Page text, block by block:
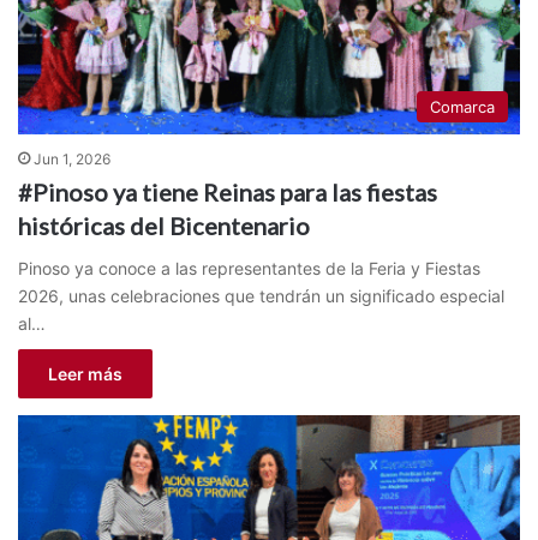
Comarca
Jun 1, 2026
#Pinoso ya tiene Reinas para las fiestas
históricas del Bicentenario
Pinoso ya conoce a las representantes de la Feria y Fiestas
2026, unas celebraciones que tendrán un significado especial
al…
Leer más